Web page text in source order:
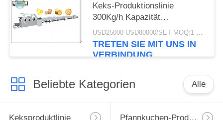
Keks-Produktionslinie
300Kg/h Kapazität
Edelstahlmaterial
USD25000-USD80000/SET MOQ:1 Satz
TRETEN SIE MIT UNS IN
VERBINDUNG
Beliebte Kategorien Alle
Keksproduktlinie Pfannkuchen-Produktionslinie